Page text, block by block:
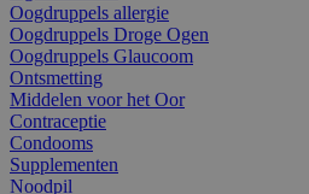
Oogdruppels allergie
Oogdruppels Droge Ogen
Oogdruppels Glaucoom
Ontsmetting
Middelen voor het Oor
Contraceptie
Condooms
Supplementen
Noodpil